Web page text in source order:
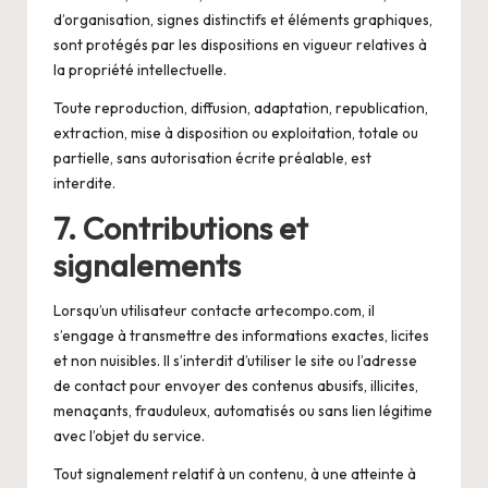
d’organisation, signes distinctifs et éléments graphiques,
sont protégés par les dispositions en vigueur relatives à
la propriété intellectuelle.
Toute reproduction, diffusion, adaptation, republication,
extraction, mise à disposition ou exploitation, totale ou
partielle, sans autorisation écrite préalable, est
interdite.
7. Contributions et
signalements
Lorsqu’un utilisateur contacte artecompo.com, il
s’engage à transmettre des informations exactes, licites
et non nuisibles. Il s’interdit d’utiliser le site ou l’adresse
de contact pour envoyer des contenus abusifs, illicites,
menaçants, frauduleux, automatisés ou sans lien légitime
avec l’objet du service.
Tout signalement relatif à un contenu, à une atteinte à